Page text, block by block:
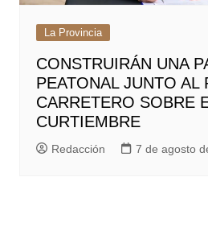
La Provincia
CONSTRUIRÁN UNA
PEATONAL JUNTO AL
CARRETERO SOBRE
CURTIEMBRE
Redacción 7 de agosto